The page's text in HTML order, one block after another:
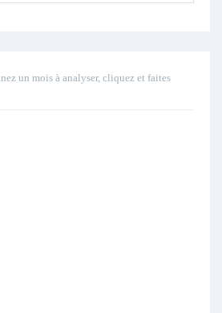
un mois à analyser, cliquez et faites